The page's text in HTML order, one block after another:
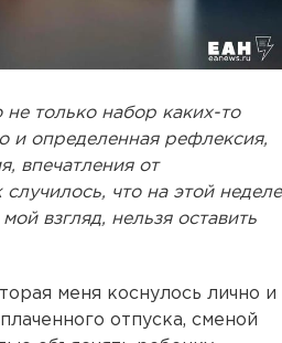
только набор каких-то
и определенная рефлексия,
впечатления от
что на этой неделе
взгляд, нельзя оставить
меня коснулось лично и
отпуска, сменой